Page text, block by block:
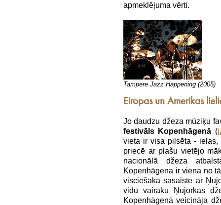
apmeklējuma vērti.
Tampere Jazz Happening (2005)
Eiropas un Amerikas
Jo daudzu džeza mūziķu
festivāls Kopenhāgenā (
vieta ir visa pilsēta - ielas,
priecē ar plašu vietējo
nacionālā džeza
Kopenhāgena ir viena no
visciešākā sasaiste ar
vidū vairāku Ņujorkas
Kopenhāgenā veicināja